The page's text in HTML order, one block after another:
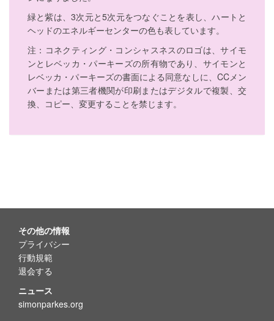
緑と紫は、3次元と5次元をつなぐことを表し、ハートと
ヘッドのエネルギーセンターの色も表しています。
注：コネクティング・コンシャスネスのロゴは、サイモ
ンとレベッカ・パーキーズの所有物であり、サイモンと
レベッカ・パーキーズの書面による同意なしに、CCメン
バーまたは第三者機関が印刷またはデジタルで複製、交
換、コピー、変更することを禁じます。
その他の情報
プライバシー
行動規範
退会する
ニュース
simonparkes.org